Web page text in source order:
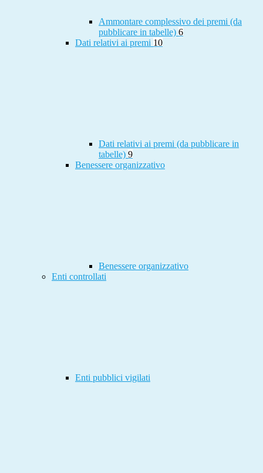
Ammontare complessivo dei premi (da
pubblicare in tabelle) 6
Dati relativi ai premi 10
Dati relativi ai premi (da pubblicare in
tabelle) 9
Benessere organizzativo
Benessere organizzativo
Enti controllati
Enti pubblici vigilati